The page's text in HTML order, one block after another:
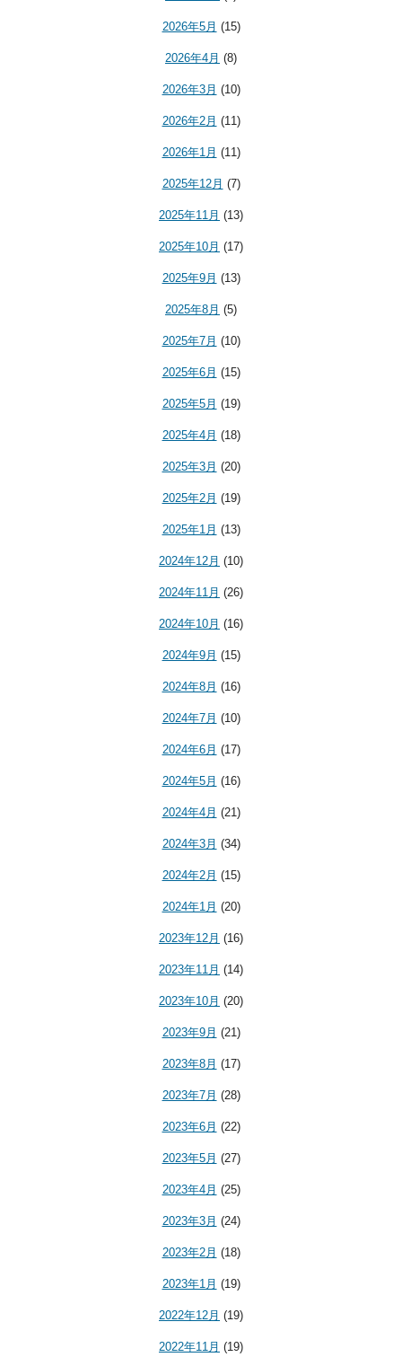
2026年5月 (15)
2026年4月 (8)
2026年3月 (10)
2026年2月 (11)
2026年1月 (11)
2025年12月 (7)
2025年11月 (13)
2025年10月 (17)
2025年9月 (13)
2025年8月 (5)
2025年7月 (10)
2025年6月 (15)
2025年5月 (19)
2025年4月 (18)
2025年3月 (20)
2025年2月 (19)
2025年1月 (13)
2024年12月 (10)
2024年11月 (26)
2024年10月 (16)
2024年9月 (15)
2024年8月 (16)
2024年7月 (10)
2024年6月 (17)
2024年5月 (16)
2024年4月 (21)
2024年3月 (34)
2024年2月 (15)
2024年1月 (20)
2023年12月 (16)
2023年11月 (14)
2023年10月 (20)
2023年9月 (21)
2023年8月 (17)
2023年7月 (28)
2023年6月 (22)
2023年5月 (27)
2023年4月 (25)
2023年3月 (24)
2023年2月 (18)
2023年1月 (19)
2022年12月 (19)
2022年11月 (19)